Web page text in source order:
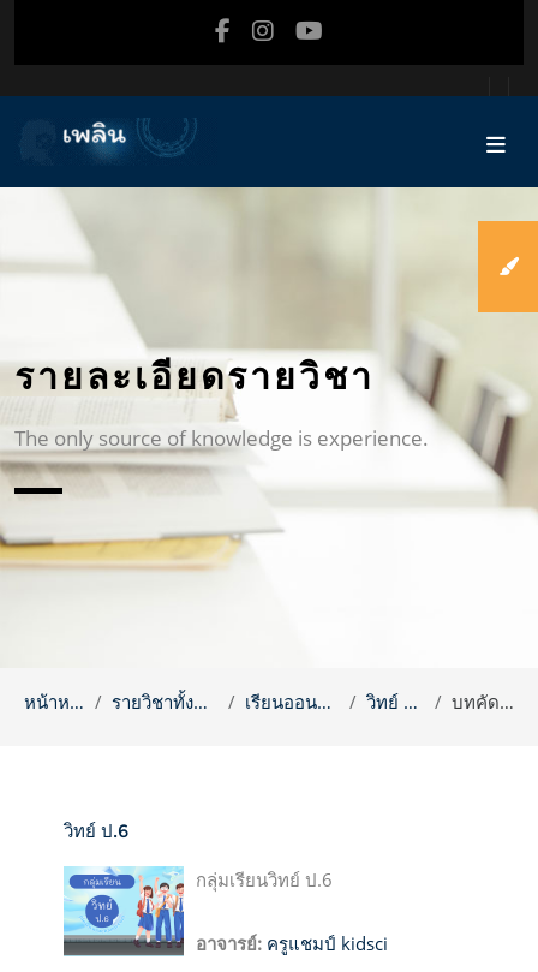
รายละเอียดรายวิชา
The only source of knowledge is experience.
หน้าหลัก รายวิชาทั้งหมด เรียนออนไลน์ วิทย์ ป.6 บทคัดย่อ
วิทย์ ป.6
กลุ่มเรียนวิทย์ ป.6
อาจารย์: ครูแชมป์ kidsci